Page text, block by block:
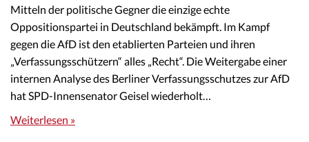
Mitteln der politische Gegner die einzige echte
Oppositionspartei in Deutschland bekämpft. Im Kampf
gegen die AfD ist den etablierten Parteien und ihren
„Verfassungsschützern“ alles „Recht“. Die Weitergabe einer
internen Analyse des Berliner Verfassungsschutzes zur AfD
hat SPD-Innensenator Geisel wiederholt…
Weiterlesen »